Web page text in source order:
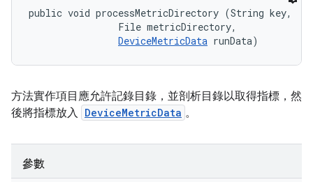
public void processMetricDirectory (String key,
                File metricDirectory,
DeviceMetricData runData)
方法實作項目應允許記錄目錄，並剖析目錄以取得指標，然
後將指標放入 DeviceMetricData 。
參數